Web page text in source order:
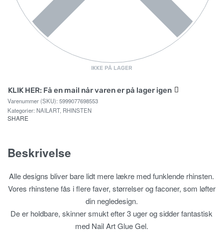
IKKE PÅ LAGER
KLIK HER: Få en mail når varen er på lager igen
5999077698553
Kategorier: NAILART, RHINSTEN
SHARE
Beskrivelse
Alle designs bliver bare lidt mere lækre med funklende rhinsten.
Vores rhinstene fås i flere faver, størrelser og faconer, som løfter
din negledesign.
De er holdbare, skinner smukt efter 3 uger og sidder fantastisk
med Nail Art Glue Gel.